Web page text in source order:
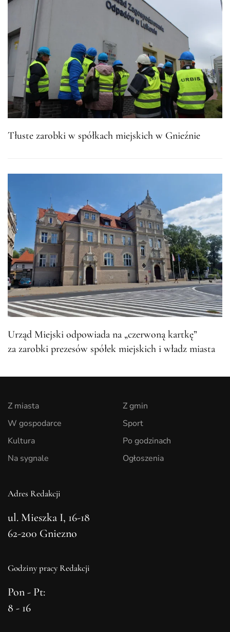
Tłuste zarobki w spółkach miejskich w Gnieźnie
Urząd Miejski odpowiada na „czerwoną kartkę”
za zarobki prezesów spółek miejskich i władz miasta
Z miasta
W gospodarce
Kultura
Na sygnale
Z gmin
Sport
Po godzinach
Ogłoszenia
Adres Redakcji
ul. Mieszka I, 16-18
62-200 Gniezno
Godziny pracy Redakcji
Pon - Pt:
8 - 16